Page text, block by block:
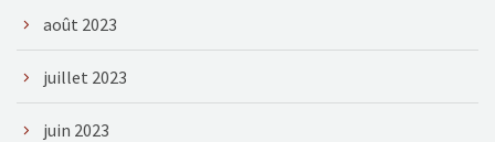
août 2023
juillet 2023
juin 2023